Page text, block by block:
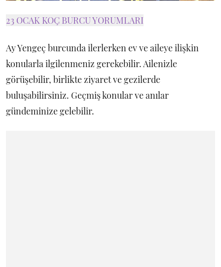
23 OCAK KOÇ BURCU YORUMLARI
Ay Yengeç burcunda ilerlerken ev ve aileye ilişkin
konularla ilgilenmeniz gerekebilir. Ailenizle
görüşebilir, birlikte ziyaret ve gezilerde
buluşabilirsiniz. Geçmiş konular ve anılar
gündeminize gelebilir.